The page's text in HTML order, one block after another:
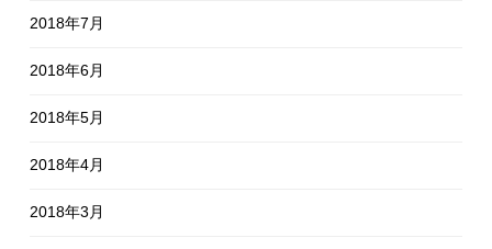
2018年7月
2018年6月
2018年5月
2018年4月
2018年3月